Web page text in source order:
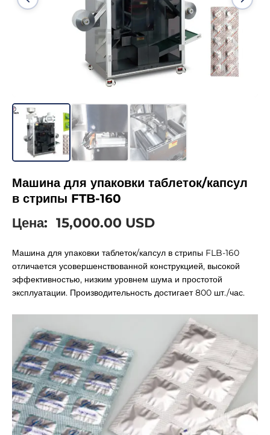
Машина для упаковки таблеток/капсул
в стрипы FTB-160
Цена: 15,000.00 USD
Машина для упаковки таблеток/капсул в стрипы FLB-160
отличается усовершенствованной конструкцией, высокой
эффективностью, низким уровнем шума и простотой
эксплуатации. Производительность достигает 800 шт./час.